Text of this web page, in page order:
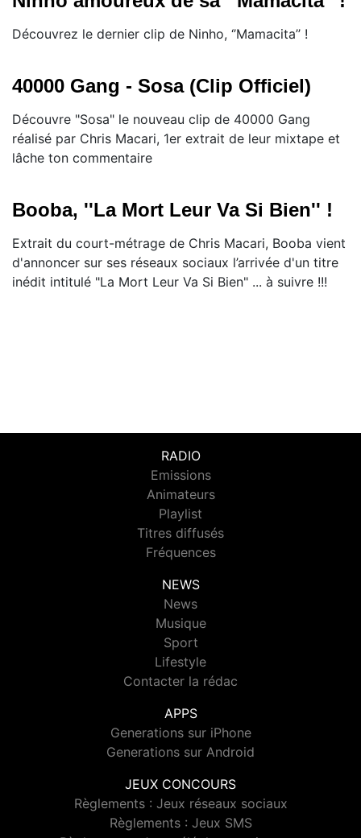
​Découvrez le dernier clip de Ninho, ‘’Mamacita’’ !
40000 Gang - Sosa (Clip Officiel)
Découvre "Sosa" le nouveau clip de 40000 Gang
réalisé par Chris Macari, 1er extrait de leur mixtape et
lâche ton commentaire
Booba, ''La Mort Leur Va Si Bien'' !
Extrait du court-métrage de Chris Macari, Booba vient
d'annoncer sur ses réseaux sociaux l’arrivée d'un titre
inédit intitulé "La Mort Leur Va Si Bien" ... à suivre !!!
RADIO
Emissions
Animateurs
Playlist
Titres diffusés
Fréquences
NEWS
News
Musique
Sport
Lifestyle
Contacter la rédac
APPS
Generations sur iPhone
Generations sur Android
JEUX CONCOURS
Règlements : Jeux réseaux sociaux
Règlements : Jeux SMS